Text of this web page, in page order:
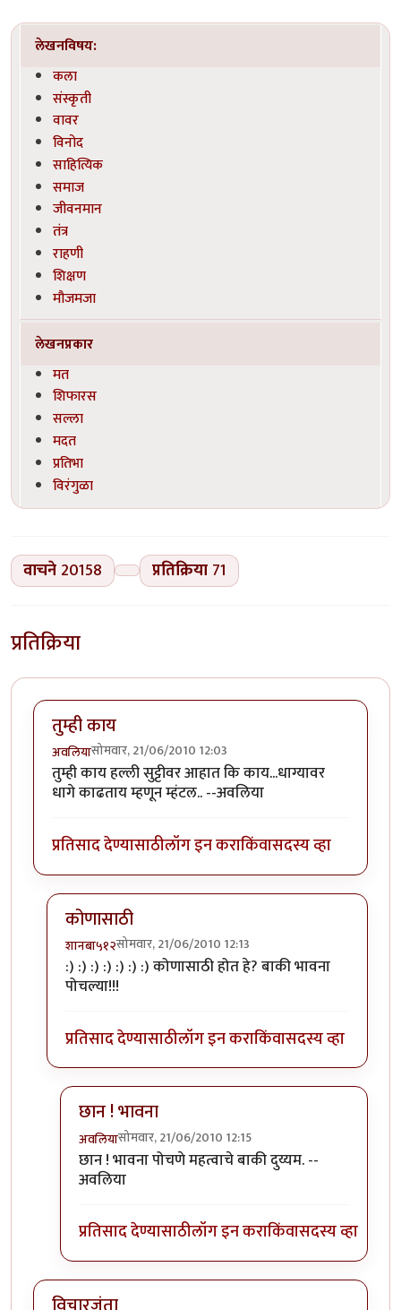
लेखनविषय:
कला
संस्कृती
वावर
विनोद
साहित्यिक
समाज
जीवनमान
तंत्र
राहणी
शिक्षण
मौजमजा
लेखनप्रकार
मत
शिफारस
सल्ला
मदत
प्रतिभा
विरंगुळा
वाचने 20158 प्रतिक्रिया 71
प्रतिक्रिया
तुम्ही काय
अवलियासोमवार, 21/06/2010 12:03
तुम्ही काय हल्ली सुट्टीवर आहात कि काय...धाग्यावर
धागे काढताय म्हणून म्हंटल.. --अवलिया
प्रतिसाद देण्यासाठीलॉग इन कराकिंवासदस्य व्हा
कोणासाठी
शानबा५१२सोमवार, 21/06/2010 12:13
In reply toतुम्ही कायbyअवलिया
:) :) :) :) :) :) :) कोणासाठी होत हे? बाकी भावना
पोचल्या!!!
प्रतिसाद देण्यासाठीलॉग इन कराकिंवासदस्य व्हा
छान ! भावना
अवलियासोमवार, 21/06/2010 12:15
In reply toकोणासाठीbyशानबा५१२
छान ! भावना पोचणे महत्वाचे बाकी दुय्यम. --
अवलिया
प्रतिसाद देण्यासाठीलॉग इन कराकिंवासदस्य व्हा